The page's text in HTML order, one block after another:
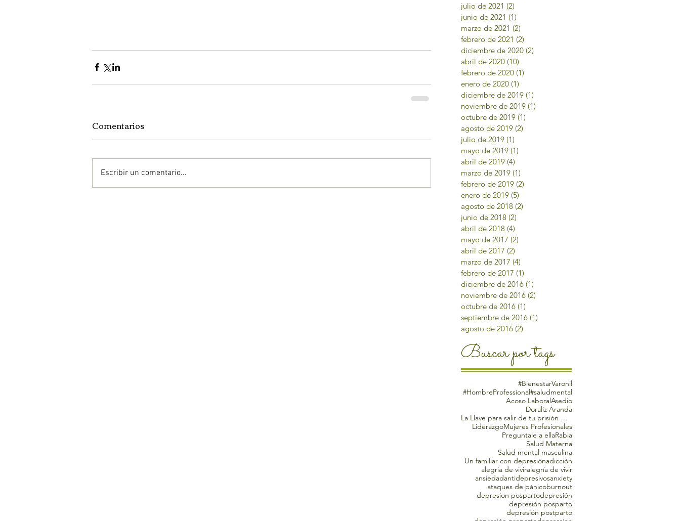
Comentarios
Escribir un comentario...
julio de 2021 (2)
junio de 2021 (1)
marzo de 2021 (2)
febrero de 2021 (2)
diciembre de 2020 (2)
abril de 2020 (10)
febrero de 2020 (1)
enero de 2020 (1)
diciembre de 2019 (1)
noviembre de 2019 (1)
octubre de 2019 (1)
agosto de 2019 (2)
julio de 2019 (1)
mayo de 2019 (1)
abril de 2019 (4)
marzo de 2019 (1)
febrero de 2019 (2)
enero de 2019 (5)
agosto de 2018 (2)
junio de 2018 (2)
abril de 2018 (4)
mayo de 2017 (2)
abril de 2017 (2)
marzo de 2017 (4)
febrero de 2017 (1)
diciembre de 2016 (1)
noviembre de 2016 (2)
octubre de 2016 (1)
septiembre de 2016 (1)
agosto de 2016 (2)
Buscar por tags
#BienestarVaronil
#HombreProfessional#saludmental
Acoso LaboralAsedio
Doraliz Aranda
La Llave para salir de tu prisión mental
LiderazgoMujeres Profesionales
Preguntale a ellaRabia
Salud Materna
Salud mental masculina
Un familiar con depresiónadicción
alegria de viviralegría de vivir
ansiedadantidepresivosanxiety
ataques de pánicoburnout
depresion pospartodepresión
depresión posparto
depresión postparto